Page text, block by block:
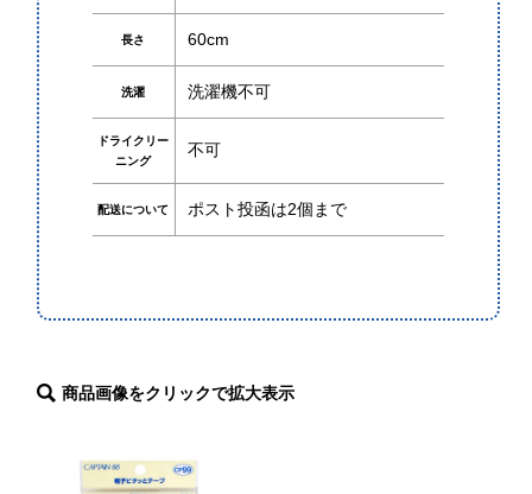
大巻のご案内
HOME
ABOUT
会社概要
特定商取引法に基づく表記
長さ 60cm
洗濯 洗濯機不可
ドライクリー
ニング
不可
配送について ポスト投函は2個まで
商品画像をクリックで拡大表示